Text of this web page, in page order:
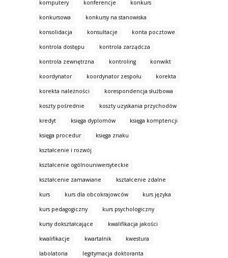
komputery konferencje konkurs
konkursowa konkursy na stanowiska
konsolidacja konsultacje konta pocztowe
kontrola dostępu kontrola zarządcza
kontrola zewnętrzna kontroling konwikt
koordynator koordynator zespołu korekta
korekta należności korespondencja służbowa
koszty pośrednie koszty uzyskania przychodów
kredyt księga dyplomów księga komptencji
księga procedur księga znaku
kształcenie i rozwój
kształcenie ogólnouniwersyteckie
kształcenie zamawiane kształcenie zdalne
kurs kurs dla obcokrajowców kurs języka
kurs pedagogiczny kurs psychologiczny
kursy dokształcające kwalifikacja jakości
kwalifikacje kwartalnik kwestura
labolatoria legitymacja doktoranta